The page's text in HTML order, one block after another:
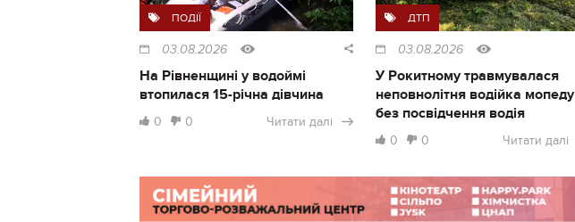
ПОДІЇ
03.08.2026
На Рівненщині у водоймі
втопилася 15-річна дівчина
0 0 Читати далі
ДТП
03.08.2026
У Рокитному травмувалася
неповнолітня водійка мопеду
без посвідчення водія
0 0 Читати далі